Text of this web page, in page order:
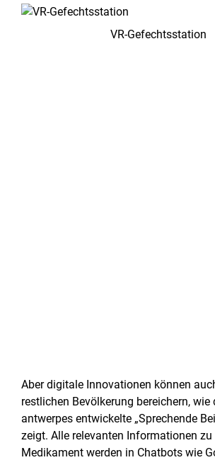
VR-Gefechtsstation
Aber digitale Innovationen können
restlichen Bevölkerung bereichern, wie
antwerpes entwickelte „Sprechende
zeigt. Alle relevanten Informationen zu
Medikament werden in Chatbots wie